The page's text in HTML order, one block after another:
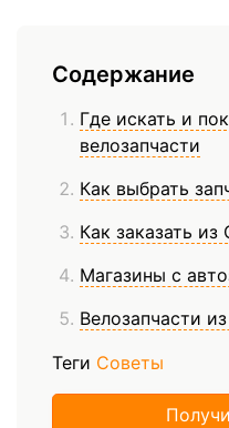
Содержание
Где искать и
велозапчасти
Как выбрать
Как заказать
Магазины с
Велозапчасти
Теги Советы